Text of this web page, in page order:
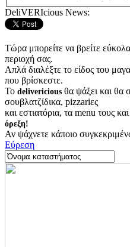
DeliVERIcious News:
Τώρα μπορείτε να βρείτε
περιοχή σας.
Απλά διαλέξτε το είδος του
που βρίσκεστε.
Το delivericious θα ψάξει και θα
σουβλατζίδικα, pizzariες
και εστιατόρια, τα menu τους
όρεξη!
Αν ψάχνετε κάποιο
Εύρεση